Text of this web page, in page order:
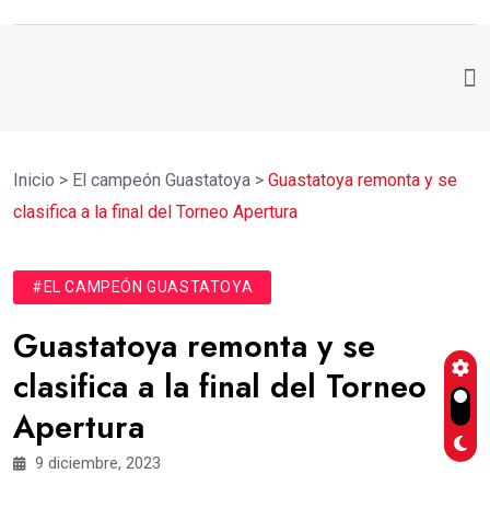
Inicio > El campeón Guastatoya > Guastatoya remonta y se
clasifica a la final del Torneo Apertura
#EL CAMPEÓN GUASTATOYA
Guastatoya remonta y se
clasifica a la final del Torneo
Apertura
9 diciembre, 2023